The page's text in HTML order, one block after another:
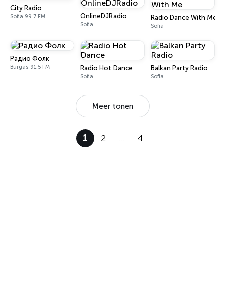
City Radio
Sofia 99.7 FM OnlineDJRadio
Sofia
Radio Dance With Me
Sofia
Радио Фолк
Burgas 91.5 FM Radio Hot Dance
Sofia
Balkan Party Radio
Sofia
Meer tonen
1 2 … 4